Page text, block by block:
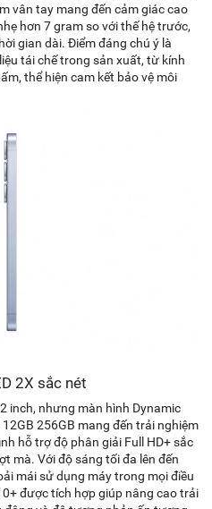
vân tay mang đến cảm giác cao
hơn 7 gram so với thế hệ trước,
gian dài. Điểm đáng chú ý là
tái chế trong sản xuất, từ kính
thể hiện cam kết bảo vệ môi
2X sắc nét
inch, nhưng màn hình Dynamic
256GB mang đến trải nghiệm
hỗ trợ độ phân giải Full HD+ sắc
mà. Với độ sáng tối đa lên đến
mái sử dụng máy trong mọi điều
được tích hợp giúp nâng cao trải